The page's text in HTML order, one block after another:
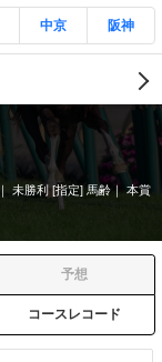
中京 阪神
未勝利 [指定] 馬齢
本賞
予想
コースレコード